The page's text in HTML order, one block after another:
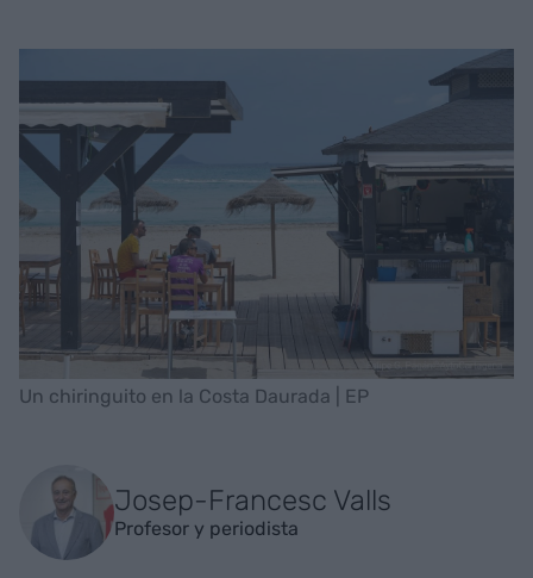
Un chiringuito en la Costa Daurada | EP
Josep-Francesc Valls
Profesor y periodista